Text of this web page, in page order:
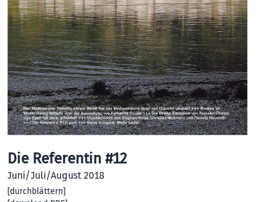
Die Referentin #12
Juni/Juli/August 2018
[durchblättern]